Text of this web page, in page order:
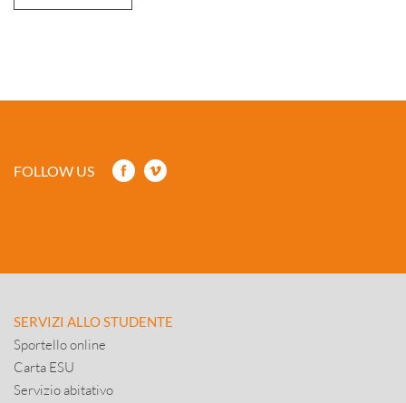
FOLLOW US
SERVIZI ALLO STUDENTE
Sportello online
Carta ESU
Servizio abitativo